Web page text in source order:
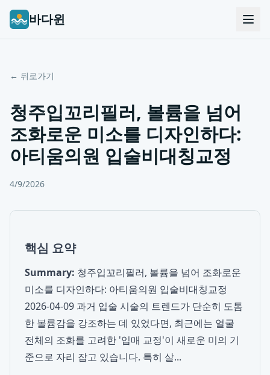
바다윈
← 뒤로가기
청주입꼬리필러, 볼륨을 넘어
조화로운 미소를 디자인하다:
아티움의원 입술비대칭교정
4/9/2026
핵심 요약
Summary: 청주입꼬리필러, 볼륨을 넘어 조화로운
미소를 디자인하다: 아티움의원 입술비대칭교정
2026-04-09 과거 입술 시술의 트렌드가 단순히 도톰
한 볼륨감을 강조하는 데 있었다면, 최근에는 얼굴
전체의 조화를 고려한 '입매 교정'이 새로운 미의 기
준으로 자리 잡고 있습니다. 특히 살...